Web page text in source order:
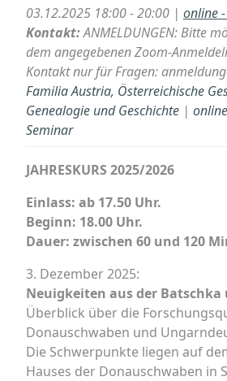
03.12.2025 18:00 - 20:00 | online
Kontakt:ANMELDUNGEN: Bitte
dem angegebenen Zoom-
Kontakt nur für Fragen:
Familia Austria, Österreichische
Genealogie und Geschichte |
Seminar
JAHRESKURS 2025/2026
Einlass: ab 17.50 Uhr.
Beginn: 18.00 Uhr.
Dauer: zwischen 60 und 120
3. Dezember 2025:
Neuigkeiten aus der Batschka
Überblick über die
Donauschwaben und
Die Schwerpunkte liegen auf
Hauses der Donauschwaben in